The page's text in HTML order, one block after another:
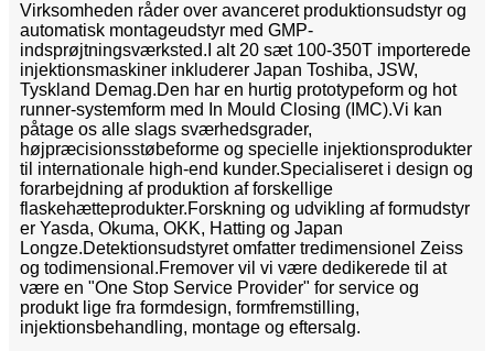
Virksomheden råder over avanceret produktionsudstyr og
automatisk montageudstyr med GMP-
indsprøjtningsværksted.I alt 20 sæt 100-350T importerede
injektionsmaskiner inkluderer Japan Toshiba, JSW,
Tyskland Demag.Den har en hurtig prototypeform og hot
runner-systemform med In Mould Closing (IMC).Vi kan
påtage os alle slags sværhedsgrader,
højpræcisionsstøbeforme og specielle injektionsprodukter
til internationale high-end kunder.Specialiseret i design og
forarbejdning af produktion af forskellige
flaskehætteprodukter.Forskning og udvikling af formudstyr
er Yasda, Okuma, OKK, Hatting og Japan
Longze.Detektionsudstyret omfatter tredimensionel Zeiss
og todimensional.Fremover vil vi være dedikerede til at
være en "One Stop Service Provider" for service og
produkt lige fra formdesign, formfremstilling,
injektionsbehandling, montage og eftersalg.